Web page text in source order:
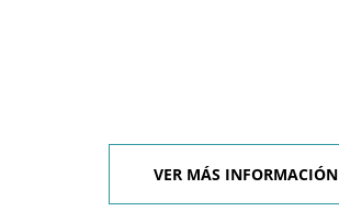
VER MÁS INFORMACIÓN